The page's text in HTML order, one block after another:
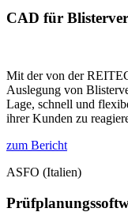
CAD für
Mit der von der
Auslegung von
Lage, schnell und
ihrer Kunden zu
zum Bericht
ASFO (Italien)